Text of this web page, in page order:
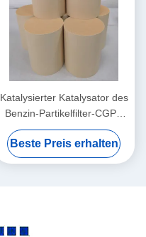
Katalysierter Katalysator des
Benzin-Partikelfilter-CGPF
Licht-der Werbung in des
Fahrzeug-Euro-6
Beste Preis erhalten